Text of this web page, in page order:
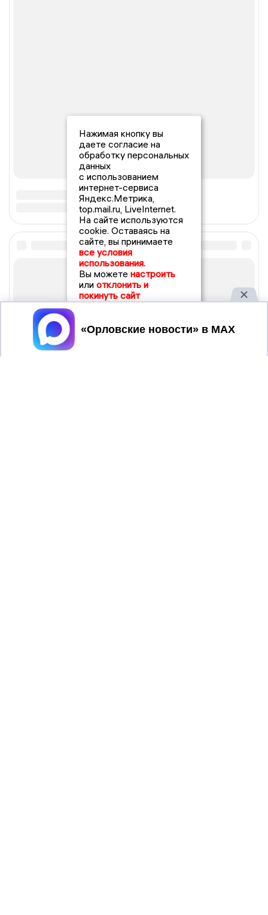
Нажимая кнопку вы
даете согласие на
обработку персональных
данных
с использованием
интернет-сервиса
Яндекс.Метрика,
top.mail.ru, LiveInternet.
На сайте используются
cookie. Оставаясь на
сайте, вы принимаете
все условия
использования.
Вы можете настроить
или отклонить и
покинуть сайт
Принять